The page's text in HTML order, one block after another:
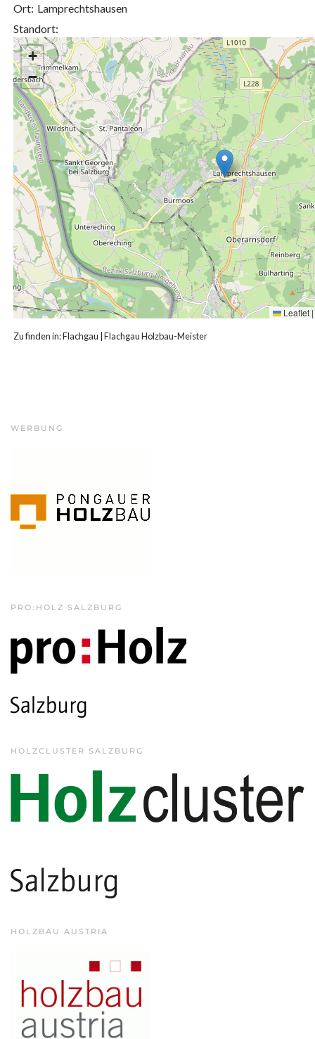
Ort: Lamprechtshausen
Standort:
+
−
Leaflet |
Zu finden in:Flachgau Flachgau Holzbau-Meister
WERBUNG
PRO:HOLZ SALZBURG
HOLZCLUSTER SALZBURG
HOLZBAU AUSTRIA